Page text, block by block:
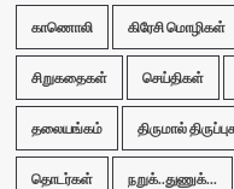
காணொலி கிரேசி மொழிகள்
சிறுகதைகள் செய்திகள்
தலையங்கம் திருமால்
தொடர்கள் நறுக்..துணுக்...